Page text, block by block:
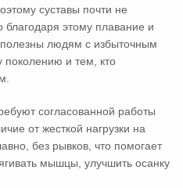
суставы почти не
этому плавание и
людям с избыточным
и тем, кто
согласованной работы
от жесткой нагрузки на
без рывков, что помогает
мышцы, улучшить осанку